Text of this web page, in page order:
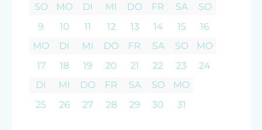
Eislaufen
Eisstockschießen
Erlebniswanderweg
SO
9
MO
10
DI
11
MI
12
DO
13
FR
14
SA
15
SO
16
MO
17
DI
18
MI
19
DO
20
FR
21
SA
22
SO
23
MO
24
DI
25
MI
26
DO
27
FR
28
SA
29
SO
30
MO
31